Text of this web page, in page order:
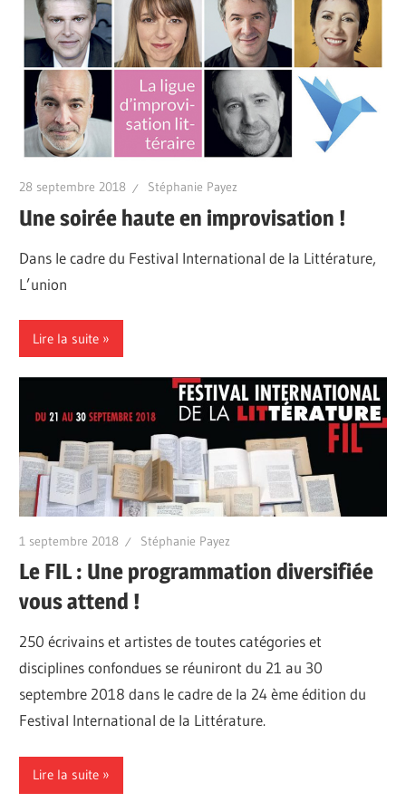
28 septembre 2018 Stéphanie Payez
Une soirée haute en improvisation !
Dans le cadre du Festival International de la Littérature,
L’union
Lire la suite
1 septembre 2018 Stéphanie Payez
Le FIL : Une programmation diversifiée
vous attend !
250 écrivains et artistes de toutes catégories et
disciplines confondues se réuniront du 21 au 30
septembre 2018 dans le cadre de la 24 ème édition du
Festival International de la Littérature.
Lire la suite